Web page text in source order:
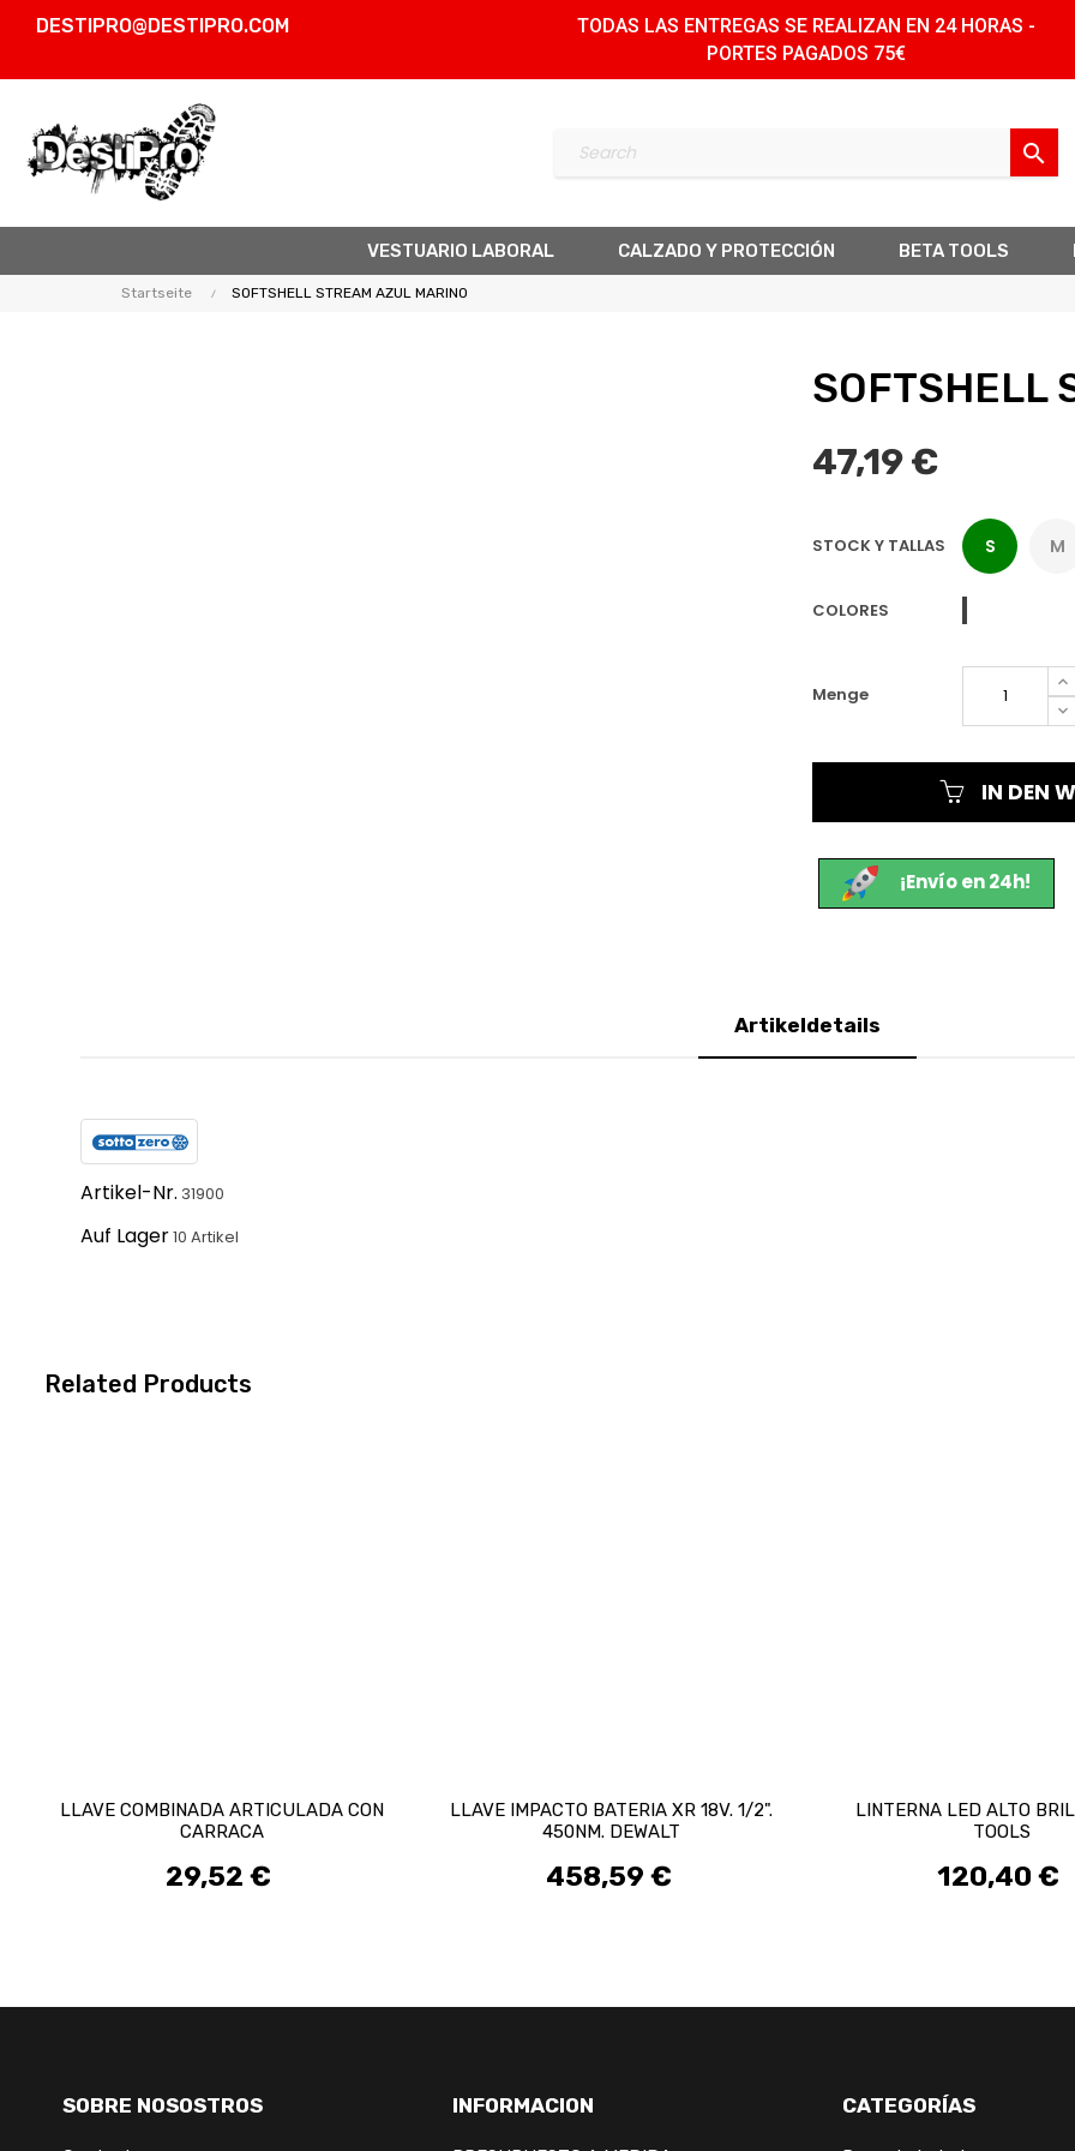
DESTIPRO@DESTIPRO.COM
TODAS LAS ENTREGAS SE REALIZAN EN 24 HORAS -
PORTES PAGADOS 75€
search
VESTUARIO LABORAL CALZADO Y PROTECCIÓN BETA TOOLS
Startseite SOFTSHELL STREAM AZUL MARINO
SOFTSHELL
47,19 €
STOCK Y TALLAS S M
COLORES
Menge
IN DEN
¡Envío en 24h!
Artikeldetails
Artikel-Nr. 31900
Auf Lager10 Artikel
Related Products
LLAVE COMBINADA ARTICULADA CON
CARRACA
Preis
29,52 €
LLAVE IMPACTO BATERIA XR 18V. 1/2".
450NM. DEWALT
Preis
458,59 €
LINTERNA LED ALTO
TOOLS
Preis
120,40 €
SOBRE NOSOSTROS INFORMACION CATEGORÍAS